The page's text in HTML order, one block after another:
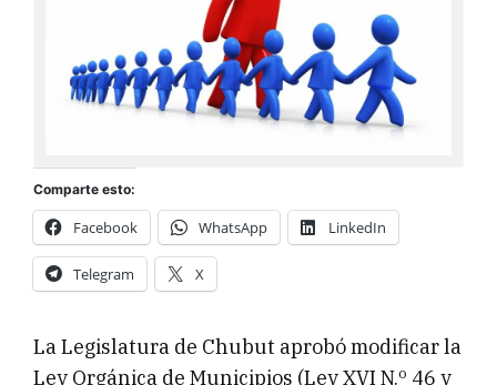
Comparte esto:
Facebook WhatsApp LinkedIn
Telegram X
La Legislatura de Chubut aprobó modificar la
Ley Orgánica de Municipios (Ley XVI N.º 46 y